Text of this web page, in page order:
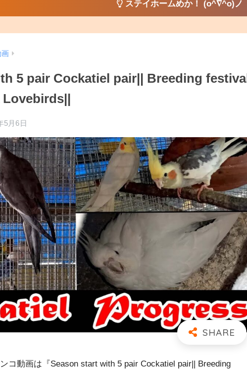
ステイホームめか！ (o^∇^o)ノ
画
5 pair Cockatiel pair|| Breeding festival
5月6日
コ動画は『Season start with 5 pair Cockatiel pair|| Breeding